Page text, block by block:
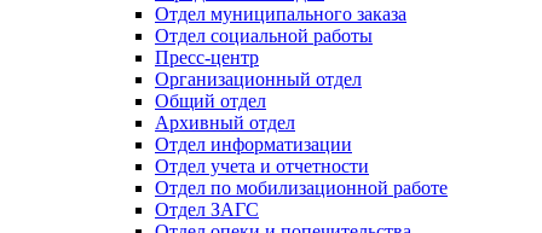
Отдел муниципального заказа
Отдел социальной работы
Пресс-центр
Организационный отдел
Общий отдел
Архивный отдел
Отдел информатизации
Отдел учета и отчетности
Отдел по мобилизационной работе
Отдел ЗАГС